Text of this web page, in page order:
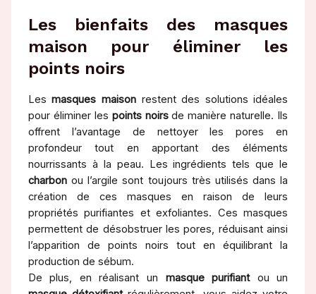
Les bienfaits des masques
maison pour éliminer les
points noirs
Lesmasques maisonrestent des solutions idéales
pour éliminer les points noirsde manière naturelle. Ils
offrent l’avantage de nettoyer les pores en
profondeur tout en apportant des éléments
nourrissants à la peau. Les ingrédients tels que le
charbonou l’argile sont toujours très utilisés dans la
création de ces masques en raison de leurs
propriétés purifiantes et exfoliantes. Ces masques
permettent de désobstruer les pores, réduisant ainsi
l’apparition de points noirs tout en équilibrant la
production de sébum.
De plus, en réalisant un masque purifiantou un